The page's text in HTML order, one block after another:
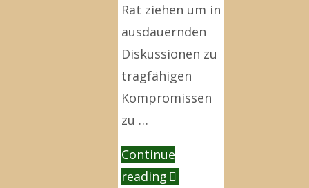
Rat ziehen um in
ausdauernden
Diskussionen zu
tragfähigen
Kompromissen
zu …
Continue
reading"Ich